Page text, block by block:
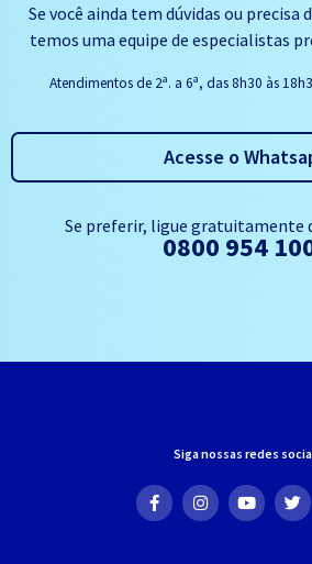
Se você ainda tem dúvidas ou precisa
temos uma equipe de especialistas
Atendimentos de 2a. a 6a, das 8h30 às
Acesse o
Se preferir, ligue gratuitamente
0800 954
Siga nossas redes